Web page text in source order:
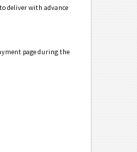
deliver with advance
page during the